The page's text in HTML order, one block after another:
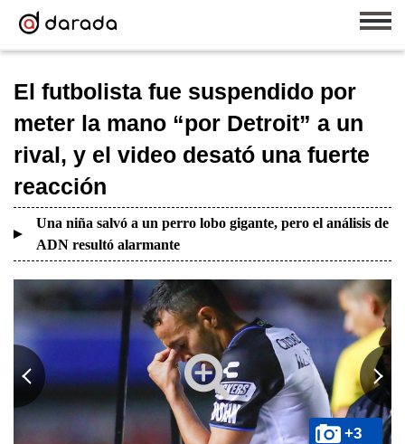
El futbolista fue suspendido por
meter la mano “por Detroit” a un
rival, y el video desató una fuerte
reacción
Una niña salvó a un perro lobo gigante, pero el análisis de
ADN resultó alarmante
+3